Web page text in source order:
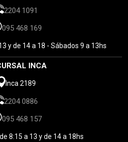
2204 1091
095 468 169
y de 14 a 18 - Sábados 9 a 13hs
INCA
Inca 2189
2204 0886
095 468 157
8:15 a 13 y de 14 a 18hs